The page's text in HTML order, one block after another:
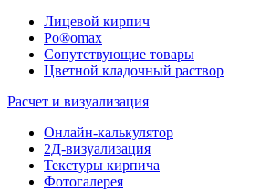
Лицевой кирпич
Po®omax
Сопутствующие товары
Цветной кладочный раствор
Расчет и визуализация
Онлайн-калькулятор
2Д-визуализация
Текстуры кирпича
Фотогалерея